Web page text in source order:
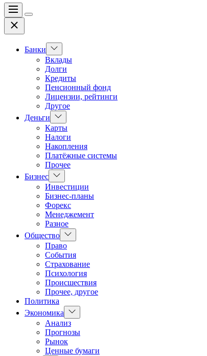
Меню
Цвет
Закрыть
Банки
Показать
подменю
Вклады
Долги
Кредиты
Пенсионный фонд
Лицензии, рейтинги
Другое
Деньги
Показать
подменю
Карты
Налоги
Накопления
Платёжные системы
Прочее
Бизнес Показать
подменю
Инвестиции
Бизнес-планы
Форекс
Менеджемент
Разное
Общество Показать
подменю
Право
События
Страхование
Психология
Происшествия
Прочее, другое
Политика
Экономика
Показать
подменю
Анализ
Прогнозы
Рынок
Ценные бумаги